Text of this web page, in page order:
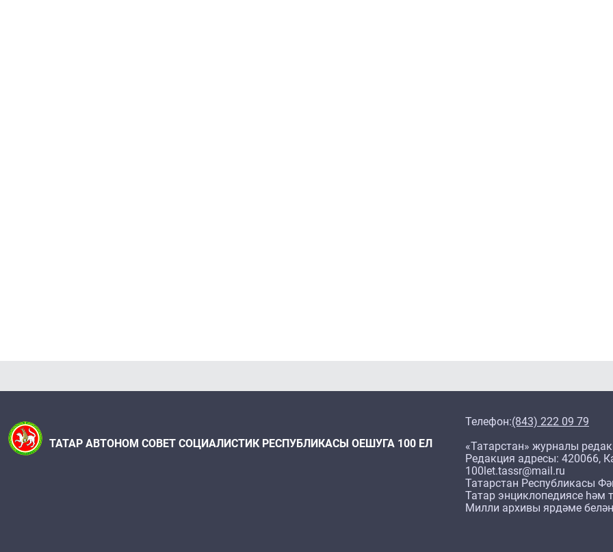
ТАТАР АВТОНОМ СОВЕТ СОЦИАЛИСТИК РЕСПУБЛИКАСЫ ОЕШУГА 100 ЕЛ
Телефон:(843) 222 09 79
«Татарстан» журналы
Редакция адресы: 420066,
100let.tassr@mail.ru
Татарстан Республикасы
Татар энциклопедиясе һәм
Милли архивы ярдәме